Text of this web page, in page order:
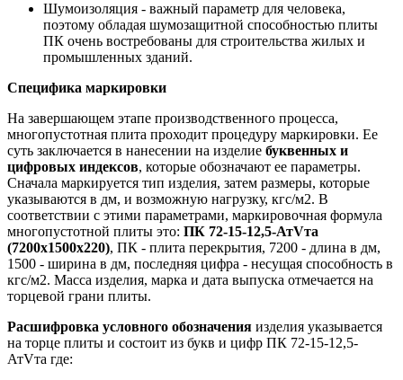
Шумоизоляция - важный параметр для человека,
поэтому обладая шумозащитной способностью плиты
ПК очень востребованы для строительства жилых и
промышленных зданий.
Специфика маркировки
На завершающем этапе производственного процесса,
многопустотная плита проходит процедуру маркировки. Ее
суть заключается в нанесении на изделие буквенных и
цифровых индексов, которые обозначают ее параметры.
Сначала маркируется тип изделия, затем размеры, которые
указываются в дм, и возможную нагрузку, кгс/м2. В
соответствии с этими параметрами, маркировочная формула
многопустотной плиты это: ПК 72-15-12,5-АтVта
(7200х1500х220), ПК - плита перекрытия, 7200 - длина в дм,
1500 - ширина в дм, последняя цифра - несущая способность в
кгс/м2. Масса изделия, марка и дата выпуска отмечается на
торцевой грани плиты.
Расшифровка условного обозначения изделия указывается
на торце плиты и состоит из букв и цифр ПК 72-15-12,5-
АтVта где: